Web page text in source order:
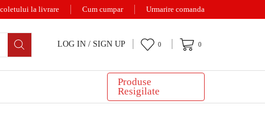
la livrare Cum cumpar Urmarire comanda
LOG IN / SIGN UP 0 0
Produse
Resigilate